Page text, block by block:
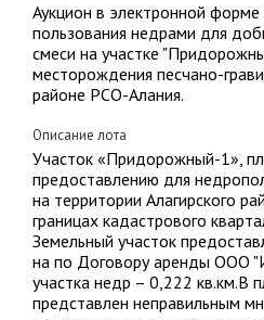
Аукцион в электронной
пользования недрами для
смеси на участке
месторождения песчано-
районе РСО-Алания.
Описание лота
Участок «Придорожный-1»,
предоставлению для
на территории Алагирского
границах кадастрового
Земельный участок
на по Договору аренды ООО
участка недр – 0,222 кв.км.В
представлен неправильным